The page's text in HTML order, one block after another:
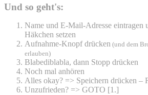
Und so geht's:
Name und E-Mail-Adresse eintragen
Häkchen setzen
Aufnahme-Knopf drücken (und dem
erlauben)
Blabediblabla, dann Stopp drücken
Noch mal anhören
Alles okay? => Speichern drücken –
Unzufrieden? => GOTO [1.]